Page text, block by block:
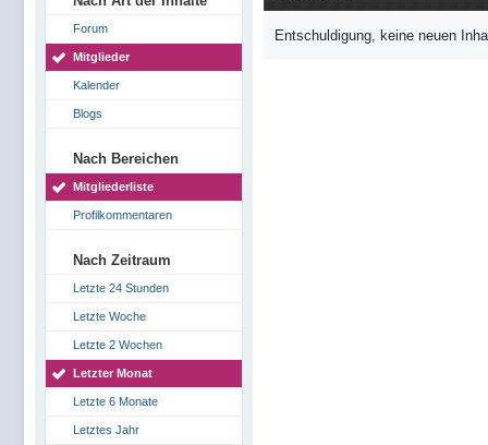
Forum
Mitglieder
Kalender
Blogs
Nach Bereichen
Mitgliederliste
Profilkommentaren
Nach Zeitraum
Letzte 24 Stunden
Letzte Woche
Letzte 2 Wochen
Letzter Monat
Letzte 6 Monate
Letztes Jahr
Entschuldigung, keine neuen